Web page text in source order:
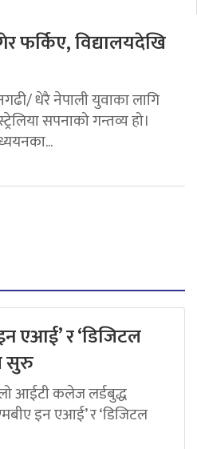
फर्किए, विद्यालयदेखि
धेरै नेपाली युवाका लागि
सपनाको गन्तव्य हो।
एआई’ र ‘डिजिटल
सुरु
आईटी कलेज लर्डबुद्ध
इन एआई’ र ‘डिजिटल